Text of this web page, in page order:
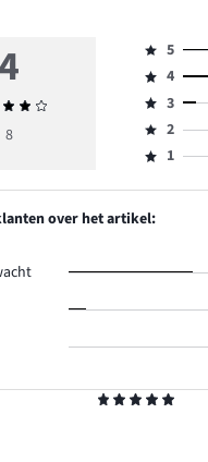
Gemiddelde
beoordeling
8
5,
aantal
reviews
4.
5
4,
aantal
reviews
4
3,
aantal
3
2,
0.
2
1,
aantal
reviews
1
over het artikel: